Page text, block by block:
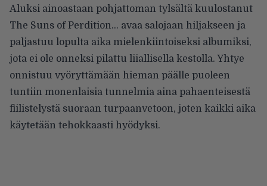
Aluksi ainoastaan pohjattoman tylsältä kuulostanut
The Suns of Perdition… avaa salojaan hiljakseen ja
paljastuu lopulta aika mielenkiintoiseksi albumiksi,
jota ei ole onneksi pilattu liiallisella kestolla. Yhtye
onnistuu vyöryttämään hieman päälle puoleen
tuntiin monenlaisia tunnelmia aina pahaenteisestä
fiilistelystä suoraan turpaanvetoon, joten kaikki aika
käytetään tehokkaasti hyödyksi.